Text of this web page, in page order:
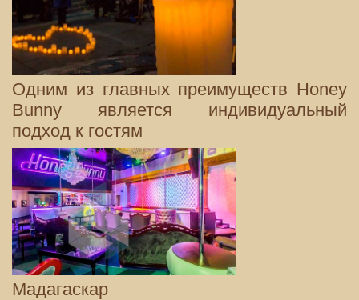
Одним из главных преимуществ Honey
Bunny является индивидуальный
подход к гостям
Мадагаскар